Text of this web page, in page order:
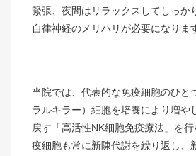
緊張、夜間はリラックスしてしっか
自律神経のメリハリが必要になりま
当院では、代表的な免疫細胞のひと
ラルキラー）細胞を培養により増や
戻す「高活性NK細胞免疫療法」を
疫細胞も常に新陳代謝を繰り返し、